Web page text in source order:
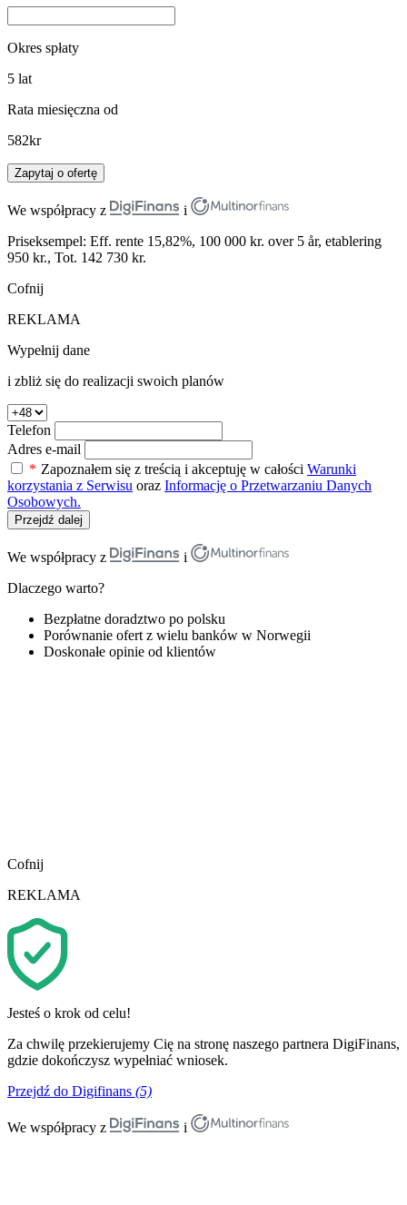
Okres spłaty
5 lat
Rata miesięczna od
582kr
Zapytaj o ofertę
We współpracy z
i
Priseksempel: Eff. rente 15,82%, 100 000 kr. over 5 år, etablering
950 kr., Tot. 142 730 kr.
Cofnij
REKLAMA
Wypełnij dane
i zbliż się do realizacji swoich planów
Telefon
Adres e-mail
* Zapoznałem się z treścią i akceptuję w całości Warunki
korzystania z Serwisu oraz Informację o Przetwarzaniu Danych
Osobowych.
Przejdź dalej
We współpracy z
i
Dlaczego warto?
Bezpłatne doradztwo po polsku
Porównanie ofert z wielu banków w Norwegii
Doskonałe opinie od klientów
Cofnij
REKLAMA
Jesteś o krok od celu!
Za chwilę przekierujemy Cię na stronę naszego partnera DigiFinans,
gdzie dokończysz wypełniać wniosek.
Przejdź do Digifinans (5)
We współpracy z i